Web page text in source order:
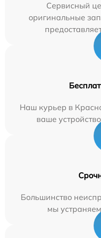
Сервисный
оригинальные
Наш курьер в
ваше
Большинство
мы